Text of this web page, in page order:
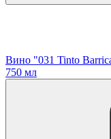
Вино "031 Tinto
750 мл